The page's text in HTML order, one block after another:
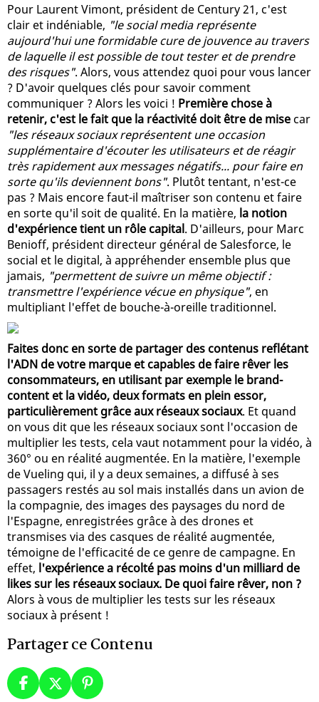
Pour Laurent Vimont, président de Century 21, c'est
clair et indéniable, "le social media représente
aujourd'hui une formidable cure de jouvence au travers
de laquelle il est possible de tout tester et de prendre
des risques". Alors, vous attendez quoi pour vous lancer
? D'avoir quelques clés pour savoir comment
communiquer ? Alors les voici ! Première chose à
retenir, c'est le fait que la réactivité doit être de misecar
"les réseaux sociaux représentent une occasion
supplémentaire d'écouter les utilisateurs et de réagir
très rapidement aux messages négatifs... pour faire en
sorte qu'ils deviennent bons". Plutôt tentant, n'est-ce
pas ? Mais encore faut-il maîtriser son contenu et faire
en sorte qu'il soit de qualité. En la matière, la notion
d'expérience tient un rôle capital. D'ailleurs, pour Marc
Benioff, président directeur général de Salesforce, le
social et le digital, à appréhender ensemble plus que
jamais, "permettent de suivre un même objectif :
transmettre l'expérience vécue en physique", en
multipliant l'effet de bouche-à-oreille traditionnel.
Faites donc en sorte de partager des contenus reflétant
l'ADN de votre marque et capables de faire rêver les
consommateurs, en utilisant par exemple le brand-
content et la vidéo, deux formats en plein essor,
particulièrement grâce aux réseaux sociaux. Et quand
on vous dit que les réseaux sociaux sont l'occasion de
multiplier les tests, cela vaut notamment pour la vidéo, à
360° ou en réalité augmentée. En la matière, l'exemple
de Vueling qui, il y a deux semaines, a diffusé à ses
passagers restés au sol mais installés dans un avion de
la compagnie, des images des paysages du nord de
l'Espagne, enregistrées grâce à des drones et
transmises via des casques de réalité augmentée,
témoigne de l'efficacité de ce genre de campagne. En
effet, l'expérience a récolté pas moins d'un milliard de
likes sur les réseaux sociaux. De quoi faire rêver, non ?
Alors à vous de multiplier les tests sur les réseaux
sociaux à présent !
Partager ce Contenu